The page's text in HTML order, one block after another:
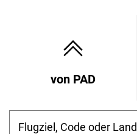
von PAD
Flugziel, Code oder Land